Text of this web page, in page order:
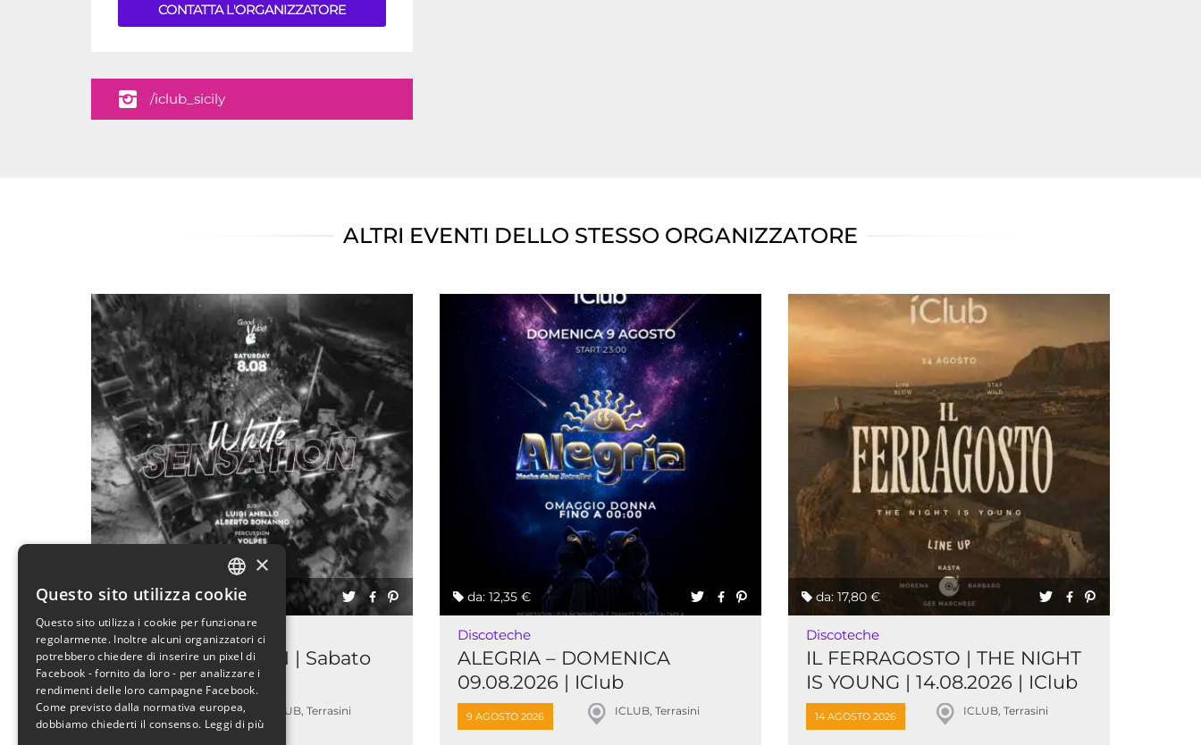
CONTATTA L'ORGANIZZATORE
/iclub_sicily
ALTRI EVENTI DELLO STESSO ORGANIZZATORE
Discoteche
WHITE SENSATION | Sabato
08.08 | IClub
ICLUB, Terrasini
da: 12,35 €
Discoteche
ALEGRIA – DOMENICA
09.08.2026 | IClub
9 AGOSTO 2026 ICLUB, Terrasini
da: 17,80 €
Discoteche
IL FERRAGOSTO | THE NIGHT
IS YOUNG | 14.08.2026 | IClub
14 AGOSTO 2026 ICLUB, Terrasini
ITALIAN
ENGLISH
×
Questo sito utilizza cookie
Questo sito utilizza i cookie per funzionare
regolarmente. Inoltre alcuni organizzatori ci
potrebbero chiedere di inserire un pixel di
Facebook - fornito da loro - per analizzare i
rendimenti delle loro campagne Facebook.
Come previsto dalla normativa europea,
dobbiamo chiederti il consenso. Leggi di più